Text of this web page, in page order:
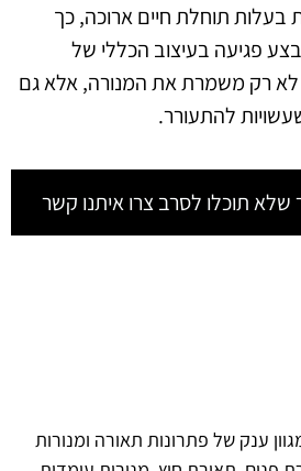
תוחלת חיים ארוכה, כך
פגיעה בעיצוב הכללי של
לא רק משמרת את המנורה, אלא גם
להתעורר.
תוכלו לסרב צרו איתנו קשר
ענק של פתרונות תאורה ומנורות